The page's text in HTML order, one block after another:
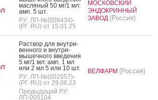
мас­ля­ный 50 мг/1 мл:
амп. 5 шт.
РУ: ЛП-№(008434)-
(РГ-RU) от 15.01.25
МОСКОВСКИЙ
ЭНДОКРИННЫЙ
ЗАВОД (Россия)
Рас­твор для внут­ри­
вен­но­го и внут­ри­
мышеч­но­го вве­дения
5 мг/1 мл: амп. 1 мл
или 2 мл 5 или 10 шт.
РУ: ЛП-№(002657)-
(РГ-RU) от 29.06.23
Предыдущий РУ:
ЛП-005104
ВЕЛФАРМ (Россия)